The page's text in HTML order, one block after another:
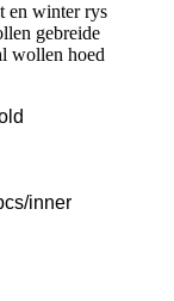
en winter rys
gebreide
wollen hoed
inner